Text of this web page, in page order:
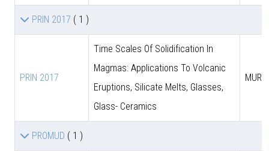
PRIN 2017 ( 1 )
PRIN 2017
Time Scales Of Solidification In
Magmas: Applications To Volcanic
Eruptions, Silicate Melts, Glasses,
Glass- Ceramics
MUR
PROMUD ( 1 )